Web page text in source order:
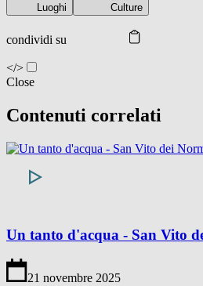
Luoghi Culture
condividi su
</>
Close
Contenuti correlati
Un tanto d'acqua - San Vito
21 novembre 2025